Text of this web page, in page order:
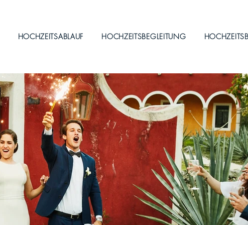
HOCHZEITSABLAUF HOCHZEITSBEGLEITUNG